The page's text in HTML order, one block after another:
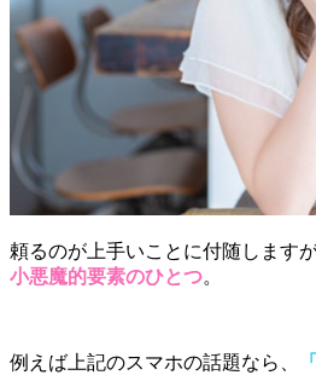
頼るのが上手いことに付随しますが
小悪魔的要素のひとつ。
例えば上記のスマホの話題なら、